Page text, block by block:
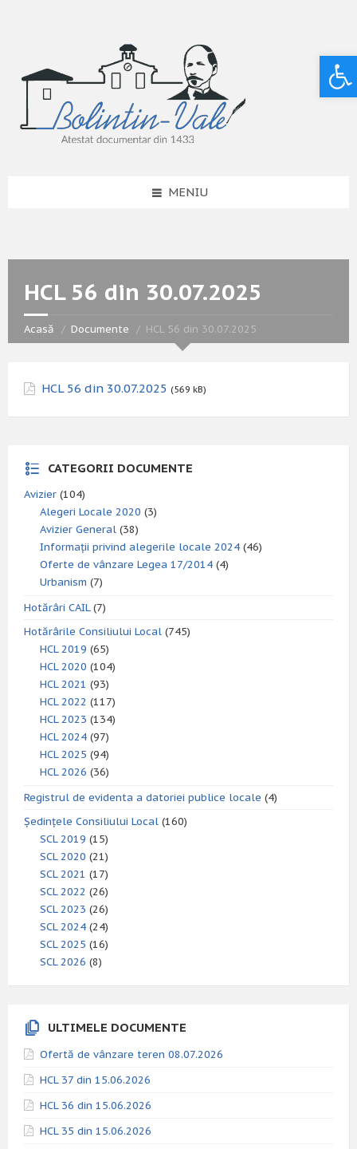
MENIU
HCL 56 din 30.07.2025
Acasă Documente HCL 56 din 30.07.2025
HCL 56 din 30.07.2025 (569 kB)
CATEGORII DOCUMENTE
Avizier (104)
Alegeri Locale 2020 (3)
Avizier General (38)
Informații privind alegerile locale 2024 (46)
Oferte de vânzare Legea 17/2014 (4)
Urbanism (7)
Hotărâri CAIL(7)
Hotărârile Consiliului Local (745)
HCL 2019 (65)
HCL 2020 (104)
HCL 2021 (93)
HCL 2022 (117)
HCL 2023 (134)
HCL 2024 (97)
HCL 2025 (94)
HCL 2026 (36)
Registrul de evidenta a datoriei publice locale (4)
Ședințele Consiliului Local (160)
SCL 2019 (15)
SCL 2020 (21)
SCL 2021 (17)
SCL 2022 (26)
SCL 2023 (26)
SCL 2024 (24)
SCL 2025 (16)
SCL 2026 (8)
ULTIMELE DOCUMENTE
Ofertă de vânzare teren 08.07.2026
HCL 37 din 15.06.2026
HCL 36 din 15.06.2026
HCL 35 din 15.06.2026
Deschide bara de unelte